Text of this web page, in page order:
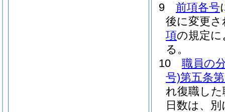
9
前項各号
後に変更
項の規定
る。
10
職員の
号)第五条
れ復職し
日数は、